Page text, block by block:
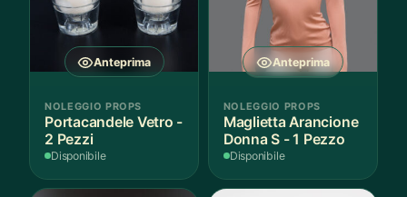
Anteprima
NOLEGGIO PROPS
Portacandele Vetro -
2 Pezzi
Disponibile
Anteprima
NOLEGGIO PROPS
Maglietta Arancione
Donna S - 1 Pezzo
Disponibile